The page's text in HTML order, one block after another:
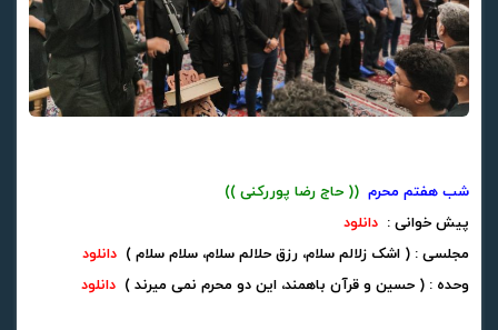
شب هفتم محرم (( حاج رضا پوررکنی ))
پیش خوانی : دانلود
مجلسی : ( اشک زلالم سلام، رزق حلالم سلام، سلام سلام ) دانلود
وحده : ( حسین و قرآن باهمند، این دو محرم نمی میرند ) دانلود